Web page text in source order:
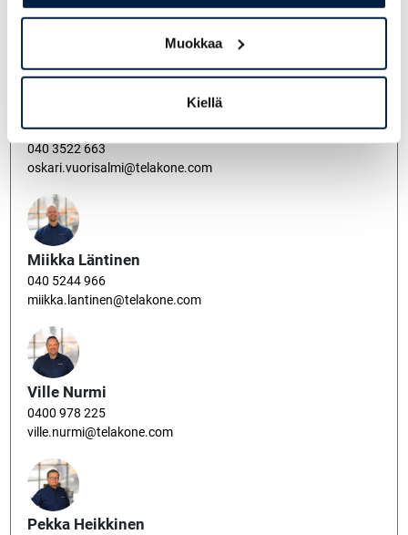
Muokkaa
Kiellä
0400 149 880
pauli.seppala@telakone.com
Oskari Vuorisalmi
040 3522 663
oskari.vuorisalmi@telakone.com
Miikka Läntinen
040 5244 966
miikka.lantinen@telakone.com
Ville Nurmi
0400 978 225
ville.nurmi@telakone.com
Pekka Heikkinen